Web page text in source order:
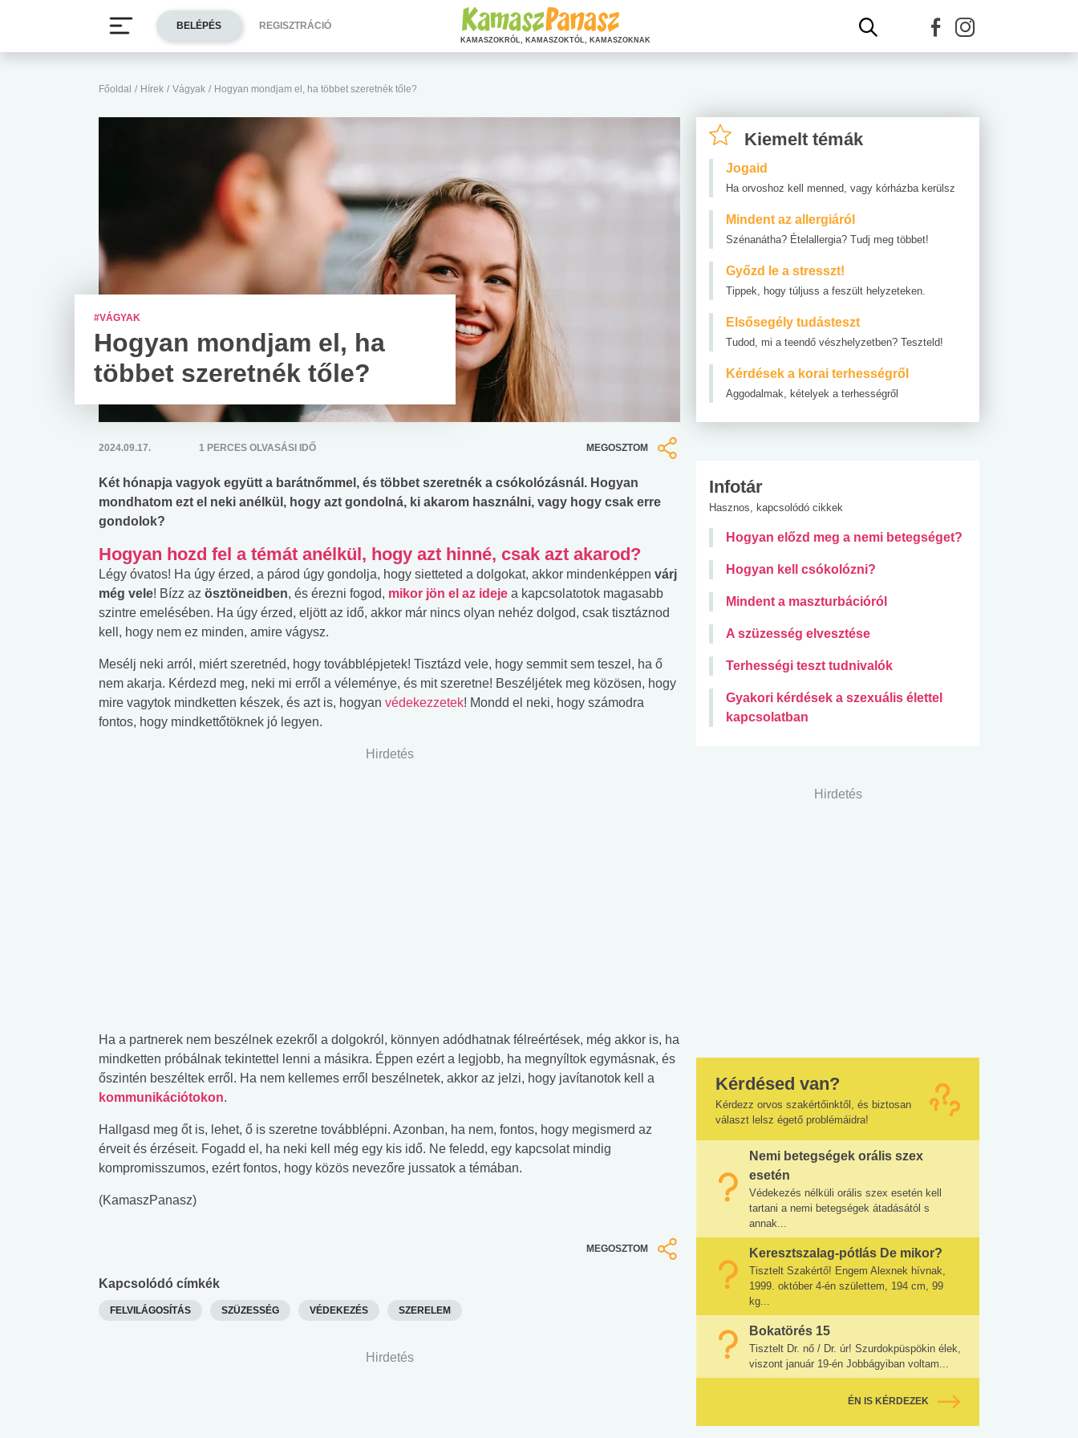
Főoldal / Hírek / Vágyak / Hogyan mondjam el, ha többet szeretnék tőle?
#VÁGYAK
Hogyan mondjam el, ha
többet szeretnék tőle?
2024.09.17. 1 PERCES OLVASÁSI IDŐ MEGOSZTOM
Két hónapja vagyok együtt a barátnőmmel, és többet szeretnék a csókolózásnál. Hogyan
mondhatom ezt el neki anélkül, hogy azt gondolná, ki akarom használni, vagy hogy csak erre
gondolok?
Hogyan hozd fel a témát anélkül, hogy azt hinné, csak azt akarod?
Légy óvatos! Ha úgy érzed, a párod úgy gondolja, hogy sietteted a dolgokat, akkor mindenképpen várj
még vele! Bízz az ösztöneidben, és érezni fogod, mikor jön el az ideje a kapcsolatotok magasabb
szintre emelésében. Ha úgy érzed, eljött az idő, akkor már nincs olyan nehéz dolgod, csak tisztáznod
kell, hogy nem ez minden, amire vágysz.
Mesélj neki arról, miért szeretnéd, hogy továbblépjetek! Tisztázd vele, hogy semmit sem teszel, ha ő
nem akarja. Kérdezd meg, neki mi erről a véleménye, és mit szeretne! Beszéljétek meg közösen, hogy
mire vagytok mindketten készek, és azt is, hogyan védekezzetek! Mondd el neki, hogy számodra
fontos, hogy mindkettőtöknek jó legyen.
Hirdetés
Ha a partnerek nem beszélnek ezekről a dolgokról, könnyen adódhatnak félreértések, még akkor is, ha
mindketten próbálnak tekintettel lenni a másikra. Éppen ezért a legjobb, ha megnyíltok egymásnak, és
őszintén beszéltek erről. Ha nem kellemes erről beszélnetek, akkor az jelzi, hogy javítanotok kell a
kommunikációtokon.
Hallgasd meg őt is, lehet, ő is szeretne továbblépni. Azonban, ha nem, fontos, hogy megismerd az
érveit és érzéseit. Fogadd el, ha neki kell még egy kis idő. Ne feledd, egy kapcsolat mindig
kompromisszumos, ezért fontos, hogy közös nevezőre jussatok a témában.
(KamaszPanasz)
MEGOSZTOM
Kapcsolódó címkék
FELVILÁGOSÍTÁS SZÜZESSÉG VÉDEKEZÉS SZERELEM
Hirdetés
Kiemelt témák
Jogaid
Ha orvoshoz kell menned, vagy kórházba kerülsz
Mindent az allergiáról
Szénanátha? Ételallergia? Tudj meg többet!
Győzd le a stresszt!
Tippek, hogy túljuss a feszült helyzeteken.
Elsősegély tudásteszt
Tudod, mi a teendő vészhelyzetben? Teszteld!
Kérdések a korai terhességről
Aggodalmak, kételyek a terhességről
Infotár
Hasznos, kapcsolódó cikkek
Hogyan előzd meg a nemi betegséget?
Hogyan kell csókolózni?
Mindent a maszturbációról
A szüzesség elvesztése
Terhességi teszt tudnivalók
Gyakori kérdések a szexuális élettel
kapcsolatban
Hirdetés
Kérdésed van?
Kérdezz orvos szakértőinktől, és biztosan
választ lelsz égető problémáidra!
Nemi betegségek orális szex
esetén
Védekezés nélküli orális szex esetén kell
tartani a nemi betegségek átadásától s
annak...
Keresztszalag-pótlás De mikor?
Tisztelt Szakértő! Engem Alexnek hívnak,
1999. október 4-én születtem, 194 cm, 99
kg...
Bokatörés 15
Tisztelt Dr. nő / Dr. úr! Szurdokpüspökin élek,
viszont január 19-én Jobbágyiban voltam...
ÉN IS KÉRDEZEK
BELÉPÉS REGISZTRÁCIÓ
KAMASZOKRÓL, KAMASZOKTÓL, KAMASZOKNAK